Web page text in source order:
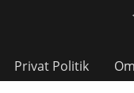
Privat Politik Om